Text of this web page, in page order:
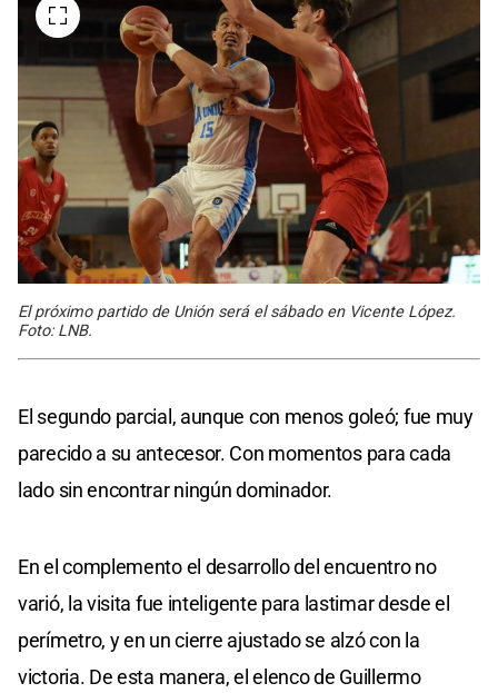
El próximo partido de Unión será el sábado en Vicente López.
Foto: LNB.
El segundo parcial, aunque con menos goleó; fue muy
parecido a su antecesor. Con momentos para cada
lado sin encontrar ningún dominador.
En el complemento el desarrollo del encuentro no
varió, la visita fue inteligente para lastimar desde el
perímetro, y en un cierre ajustado se alzó con la
victoria. De esta manera, el elenco de Guillermo